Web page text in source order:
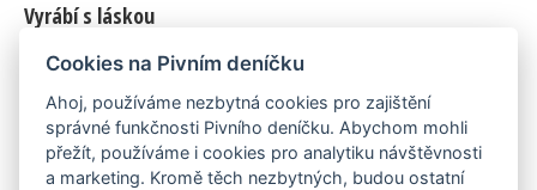
Vyrábí s láskou
© 2010–2026 byLukáš Zemanaka Emka
Máme rádi
Pivní.info
Cookies na Pivním deníčku
Ahoj, používáme nezbytná cookies pro zajištění
správné funkčnosti Pivního deníčku. Abychom mohli
přežít, používáme i cookies pro analytiku návštěvnosti
a marketing. Kromě těch nezbytných, budou ostatní